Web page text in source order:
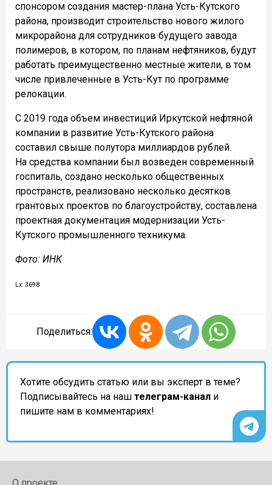
спонсором создания мастер-плана Усть-Кутского
района, производит строительство нового жилого
микрорайона для сотрудников будущего завода
полимеров, в котором, по планам нефтяников, будут
работать преимущественно местные жители, в том
числе привлеченные в Усть-Кут по программе
релокации.
С 2019 года объем инвестиций Иркутской нефтяной
компании в развитие Усть-Кутского района
составил свыше полутора миллиардов рублей.
На средства компании был возведен современный
госпиталь, создано несколько общественных
пространств, реализовано несколько десятков
грантовых проектов по благоустройству, составлена
проектная документация модернизации Усть-
Кутского промышленного техникума.
Фото: ИНК
Lx: 3698
Поделиться:
Хотите обсудить статью или вы эксперт в теме?
Подписывайтесь на наш телеграм-канал и
пишите нам в комментариях!